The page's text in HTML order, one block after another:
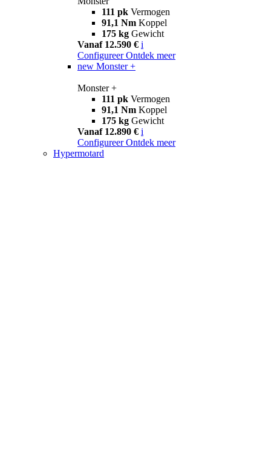
111 pk Vermogen
91,1 Nm Koppel
175 kg Gewicht
Vanaf 12.590 € i
Configureer Ontdek meer
new Monster +
Monster +
111 pk Vermogen
91,1 Nm Koppel
175 kg Gewicht
Vanaf 12.890 € i
Configureer Ontdek meer
Hypermotard